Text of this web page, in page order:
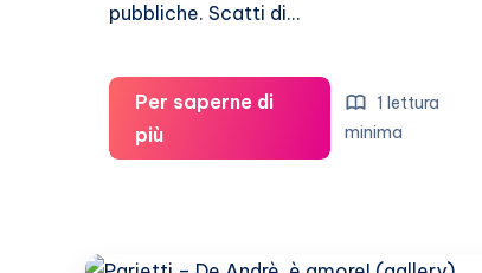
pubbliche. Scatti di…
Per saperne di
piùVeronica
Lario,
sexy
1 lettura
minima